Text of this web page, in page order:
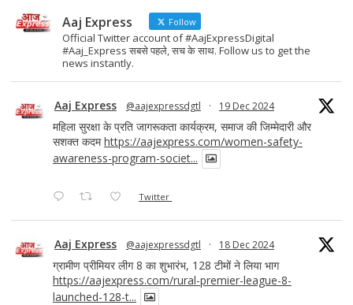
Aaj Express Follow
Official Twitter account of #AajExpressDigital
#Aaj_Express सबसे पहले, सच के साथ. Follow us to get the
news instantly.
Aaj Express @aajexpressdgtl · 19 Dec 2024
महिला सुरक्षा के प्रति जागरूकता कार्यक्रम, समाज की जिम्मेदारी और
सशक्त कदमhttps://aajexpress.com/women-safety-
awareness-program-societ...
Twitter
Aaj Express @aajexpressdgtl · 18 Dec 2024
ग्रामीण प्रीमियर लीग 8 का शुभारंभ, 128 टीमों ने लिया भाग
https://aajexpress.com/rural-premier-league-8-
launched-128-t...